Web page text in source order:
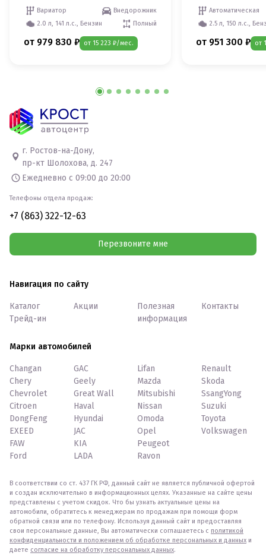
Вариатор
Внедорожник
2.0 л, 141 л.с., Бензин
Полный
от 979 830 ₽ от 15 223 ₽/мес.
Автоматическая
2.5 л, 150 л.с.,
от 951 300 ₽ от
г. Ростов-на-Дону,
пр-кт Шолохова, д. 247
Ежедневно с 09:00 до 20:00
Телефоны отдела продаж:
+7 (863) 322-12-63
Перезвоните мне
Навигация по сайту
Каталог
Трейд-ин
Акции
Полезная
информация
Контакты
Марки автомобилей
Changan
Chery
Chevrolet
Citroen
DongFeng
EXEED
FAW
Ford
GAC
Geely
Great Wall
Haval
Hyundai
JAC
KIA
LADA
Lifan
Mazda
Mitsubishi
Nissan
Omoda
Opel
Peugeot
Ravon
Renault
Skoda
SsangYong
Suzuki
Toyota
Volkswagen
В соответствии со ст. 437 ГК РФ, данный сайт не является публичной офертой
и создан исключительно в информационных целях. Указанные на сайте цены
представлены с учетом скидок. Что бы узнать актуальные цены на
автомобили, обратитесь к менеджерам по продажам при помощи форм
обратной связи или по телефону. Используя данный сайт и предоставляя
свои персональные данные, Вы автоматически соглашаетесь с политикой
конфиденциальности и положением об обработке персональных и данных и
даете согласие на обработку персональных данных.